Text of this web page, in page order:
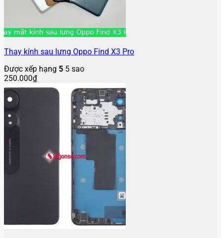
Thay kính sau lưng Oppo Find X3 Pro
Được xếp hạng 5 5 sao
250.000₫